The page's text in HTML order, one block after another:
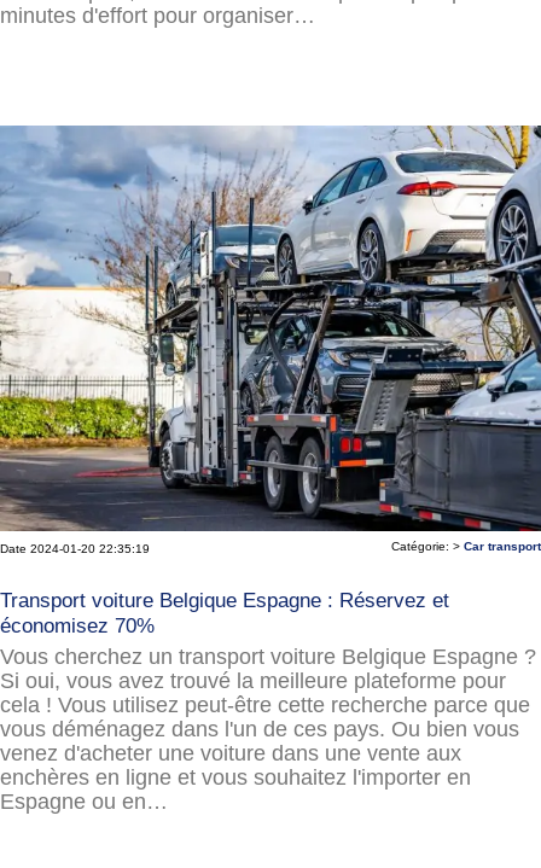
minutes d'effort pour organiser…
Date 2024-01-20 22:35:19 Catégorie: > Car transport
Transport voiture Belgique Espagne : Réservez et
économisez 70%
Vous cherchez un transport voiture Belgique Espagne ?
Si oui, vous avez trouvé la meilleure plateforme pour
cela ! Vous utilisez peut-être cette recherche parce que
vous déménagez dans l'un de ces pays. Ou bien vous
venez d'acheter une voiture dans une vente aux
enchères en ligne et vous souhaitez l'importer en
Espagne ou en…